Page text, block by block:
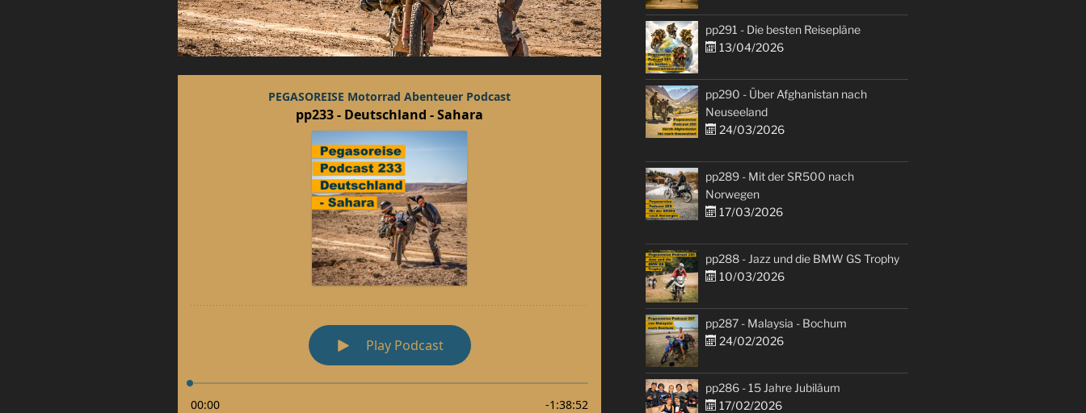
pp291 - Die besten Reisepläne
13/04/2026
pp290 - Über Afghanistan nach
Neuseeland
24/03/2026
pp289 - Mit der SR500 nach
Norwegen
17/03/2026
pp288 - Jazz und die BMW GS Trophy
10/03/2026
pp287 - Malaysia - Bochum
24/02/2026
pp286 - 15 Jahre Jubiläum
17/02/2026